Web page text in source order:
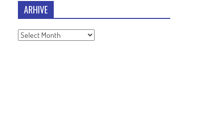
ARHIVE
Arhive